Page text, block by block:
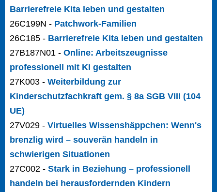
Barrierefreie Kita leben und gestalten
26C199N - Patchwork-Familien
26C185 - Barrierefreie Kita leben und gestalten
27B187N01 - Online: Arbeitszeugnisse
professionell mit KI gestalten
27K003 - Weiterbildung zur
Kinderschutzfachkraft gem. § 8a SGB VIII (104
UE)
27V029 - Virtuelles Wissenshäppchen: Wenn's
brenzlig wird – souverän handeln in
schwierigen Situationen
27C002 - Stark in Beziehung – professionell
handeln bei herausfordernden Kindern